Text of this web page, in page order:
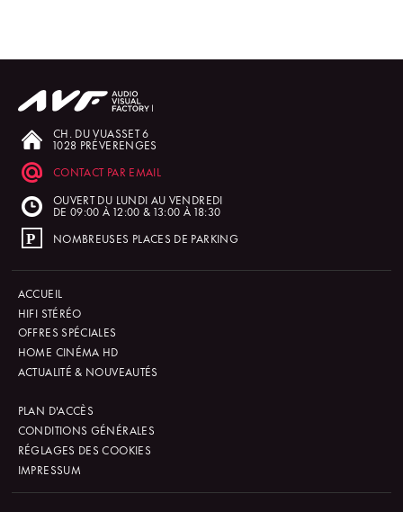
CH. DU VUASSET 6
1028 PRÉVERENGES
CONTACT PAR EMAIL
OUVERT DU LUNDI AU VENDREDI
DE 09:00 À 12:00 & 13:00 À 18:30
NOMBREUSES PLACES DE PARKING
ACCUEIL
HIFI STÉRÉO
OFFRES SPÉCIALES
HOME CINÉMA HD
ACTUALITÉ & NOUVEAUTÉS
PLAN D'ACCÈS
CONDITIONS GÉNÉRALES
RÉGLAGES DES COOKIES
IMPRESSUM